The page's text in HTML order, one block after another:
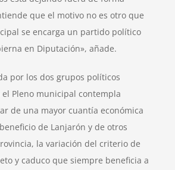
que el motivo no es otro que
se encarga un partido político
en Diputación», añade.
por los dos grupos políticos
Pleno municipal contempla
de una mayor cuantía económica
de Lanjarón y de otros
la variación del criterio de
y caduco que siempre beneficia a